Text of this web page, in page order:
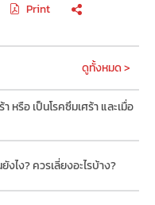
Print
ดูทั้งหมด >
า หรือ เป็นโรคซึมเศร้า และเมื่อ
งไง? ควรเลี่ยงอะไรบ้าง?